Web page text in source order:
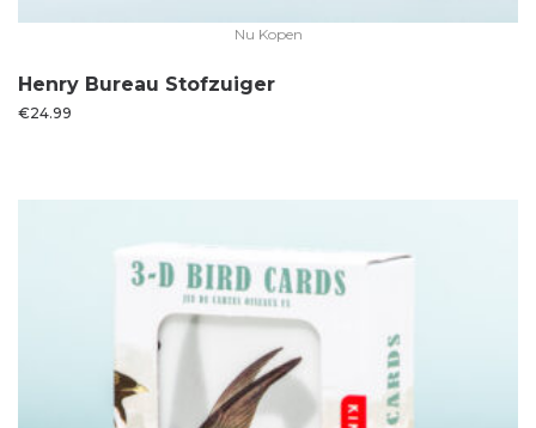
Nu Kopen
Henry Bureau Stofzuiger
€24.99